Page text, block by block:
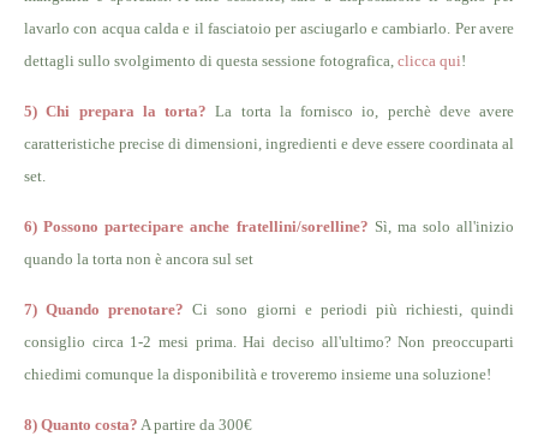
lavarlo con acqua calda e il fasciatoio per asciugarlo e cambiarlo. Per avere
dettagli sullo svolgimento di questa sessione fotografica, clicca qui!
5) Chi prepara la torta? La torta la fornisco io, perchè deve avere
caratteristiche precise di dimensioni, ingredienti e deve essere coordinata al
set.
6) Possono partecipare anche fratellini/sorelline? Sì, ma solo all'inizio
quando la torta non è ancora sul set
7) Quando prenotare? Ci sono giorni e periodi più richiesti, quindi
consiglio circa 1-2 mesi prima. Hai deciso all'ultimo? Non preoccuparti
chiedimi comunque la disponibilità e troveremo insieme una soluzione!
8) Quanto costa? A partire da 300€